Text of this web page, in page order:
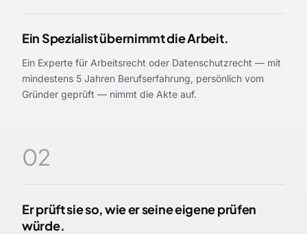
Ein Spezialist übernimmt die Arbeit.
Ein Experte für Arbeitsrecht oder Datenschutzrecht — mit
mindestens 5 Jahren Berufserfahrung, persönlich vom
Gründer geprüft — nimmt die Akte auf.
02
Er prüft sie so, wie er seine eigene prüfen
würde.